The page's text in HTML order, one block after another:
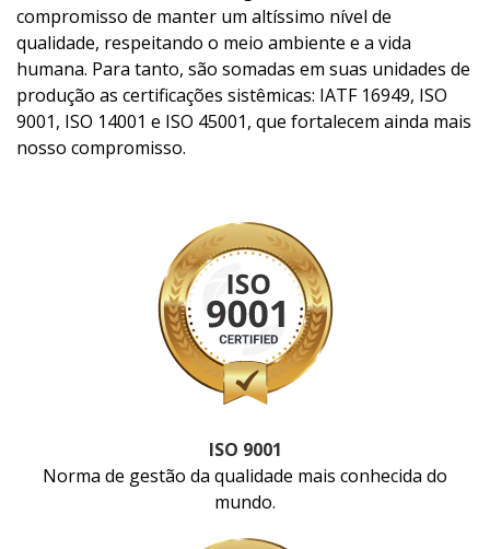
compromisso de manter um altíssimo nível de
qualidade, respeitando o meio ambiente e a vida
humana. Para tanto, são somadas em suas unidades de
produção as certificações sistêmicas: IATF 16949, ISO
9001, ISO 14001 e ISO 45001, que fortalecem ainda mais
nosso compromisso.
ISO 9001
Norma de gestão da qualidade mais conhecida do
mundo.